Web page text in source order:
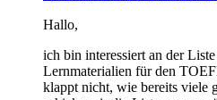
Hallo,
ich bin interessiert an der
Lernmaterialien für den
klappt nicht, wie bereits viele